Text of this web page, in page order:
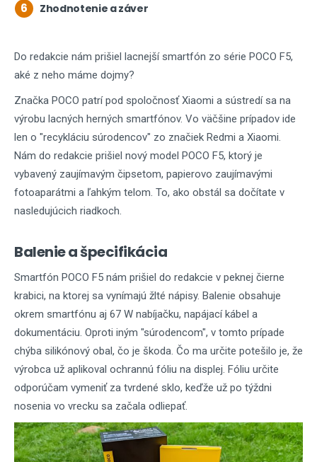
6 Zhodnotenie a záver
Do redakcie nám prišiel lacnejší smartfón zo série POCO F5,
aké z neho máme dojmy?
Značka POCO patrí pod spoločnosť Xiaomi a sústredí sa na
výrobu lacných herných smartfónov. Vo väčšine prípadov ide
len o "recykláciu súrodencov" zo značiek Redmi a Xiaomi.
Nám do redakcie prišiel nový model POCO F5, ktorý je
vybavený zaujímavým čipsetom, papierovo zaujímavými
fotoaparátmi a ľahkým telom. To, ako obstál sa dočítate v
nasledujúcich riadkoch.
Balenie a špecifikácia
Smartfón POCO F5 nám prišiel do redakcie v peknej čierne
krabici, na ktorej sa vynímajú žlté nápisy. Balenie obsahuje
okrem smartfónu aj 67 W nabíjačku, napájací kábel a
dokumentáciu. Oproti iným "súrodencom", v tomto prípade
chýba silikónový obal, čo je škoda. Čo ma určite potešilo je, že
výrobca už aplikoval ochrannú fóliu na displej. Fóliu určite
odporúčam vymeniť za tvrdené sklo, keďže už po týždni
nosenia vo vrecku sa začala odliepať.